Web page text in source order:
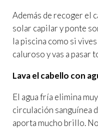
Además de recoger el
solar capilar y ponte
la piscina como si
caluroso y vas a pasar
Lava el cabello con
El agua fría elimina
circulación sanguínea
aporta mucho brillo.